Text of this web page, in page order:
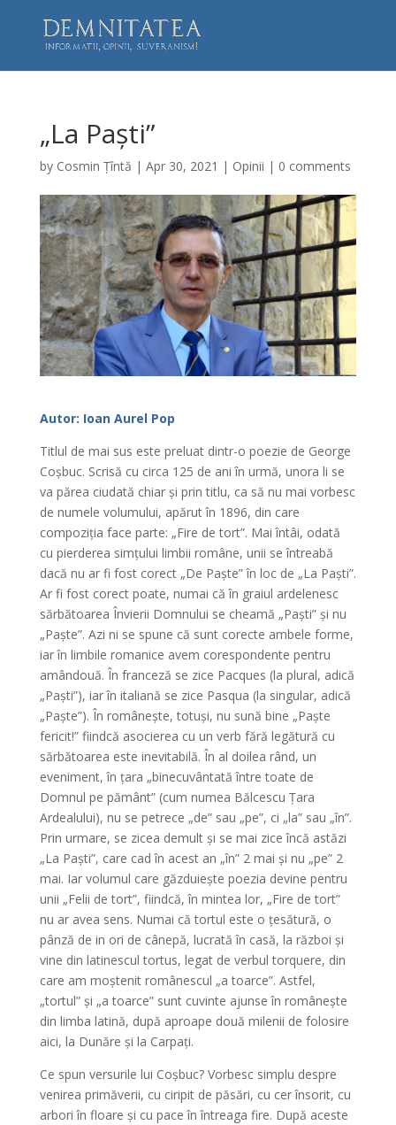
„La Paști”
by Cosmin Țîntă | Apr 30, 2021 | Opinii | 0 comments
Autor: Ioan Aurel Pop
Titlul de mai sus este preluat dintr-o poezie de George
Coșbuc. Scrisă cu circa 125 de ani în urmă, unora li se
va părea ciudată chiar și prin titlu, ca să nu mai vorbesc
de numele volumului, apărut în 1896, din care
compoziția face parte: „Fire de tort”. Mai întâi, odată
cu pierderea simțului limbii române, unii se întreabă
dacă nu ar fi fost corect „De Paște” în loc de „La Paști”.
Ar fi fost corect poate, numai că în graiul ardelenesc
sărbătoarea Învierii Domnului se cheamă „Paști” și nu
„Paște”. Azi ni se spune că sunt corecte ambele forme,
iar în limbile romanice avem corespondente pentru
amândouă. În franceză se zice Pacques (la plural, adică
„Paști”), iar în italiană se zice Pasqua (la singular, adică
„Paște”). În românește, totuși, nu sună bine „Paște
fericit!” fiindcă asocierea cu un verb fără legătură cu
sărbătoarea este inevitabilă. În al doilea rând, un
eveniment, în țara „binecuvântată între toate de
Domnul pe pământ” (cum numea Bălcescu Țara
Ardealului), nu se petrece „de” sau „pe”, ci „la” sau „în”.
Prin urmare, se zicea demult și se mai zice încă astăzi
„La Paști”, care cad în acest an „în” 2 mai și nu „pe” 2
mai. Iar volumul care găzduiește poezia devine pentru
unii „Felii de tort”, fiindcă, în mintea lor, „Fire de tort”
nu ar avea sens. Numai că tortul este o țesătură, o
pânză de in ori de cânepă, lucrată în casă, la război și
vine din latinescul tortus, legat de verbul torquere, din
care am moștenit românescul „a toarce”. Astfel,
„tortul” și „a toarce” sunt cuvinte ajunse în românește
din limba latină, după aproape două milenii de folosire
aici, la Dunăre și la Carpați.
Ce spun versurile lui Coșbuc? Vorbesc simplu despre
venirea primăverii, cu ciripit de păsări, cu cer însorit, cu
arbori în floare și cu pace în întreaga fire. După aceste